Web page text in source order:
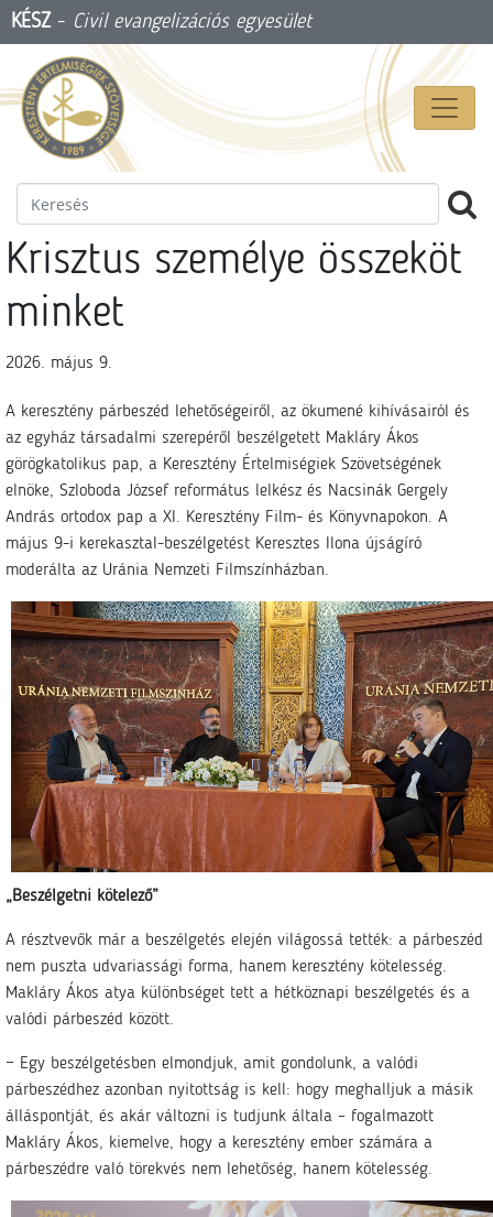
KÉSZ- Civil evangelizációs egyesület
Krisztus személye összeköt
minket
2026. május 9.
A keresztény párbeszéd lehetőségeiről, az ökumené kihívásairól és
az egyház társadalmi szerepéről beszélgetett Makláry Ákos
görögkatolikus pap, a Keresztény Értelmiségiek Szövetségének
elnöke, Szloboda József református lelkész és Nacsinák Gergely
András ortodox pap a XI. Keresztény Film- és Könyvnapokon. A
május 9-i kerekasztal-beszélgetést Keresztes Ilona újságíró
moderálta az Uránia Nemzeti Filmszínházban.
„Beszélgetni kötelező”
A résztvevők már a beszélgetés elején világossá tették: a párbeszéd
nem puszta udvariassági forma, hanem keresztény kötelesség.
Makláry Ákos atya különbséget tett a hétköznapi beszélgetés és a
valódi párbeszéd között.
− Egy beszélgetésben elmondjuk, amit gondolunk, a valódi
párbeszédhez azonban nyitottság is kell: hogy meghalljuk a másik
álláspontját, és akár változni is tudjunk általa – fogalmazott
Makláry Ákos, kiemelve, hogy a keresztény ember számára a
párbeszédre való törekvés nem lehetőség, hanem kötelesség.